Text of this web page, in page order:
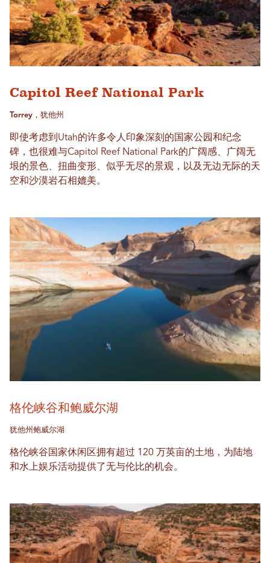
Capitol Reef National Park
Torrey，犹他州
即使考虑到Utah的许多令人印象深刻的国家公园和纪念
碑，也很难与Capitol Reef National Park的广阔感、广阔无
垠的景色、扭曲变形、似乎无尽的景观，以及无边无际的天
空和沙漠岩石相媲美。
格伦峡谷和鲍威尔湖
犹他州鲍威尔湖
格伦峡谷国家休闲区拥有超过 120 万英亩的土地，为陆地
和水上娱乐活动提供了无与伦比的机会。